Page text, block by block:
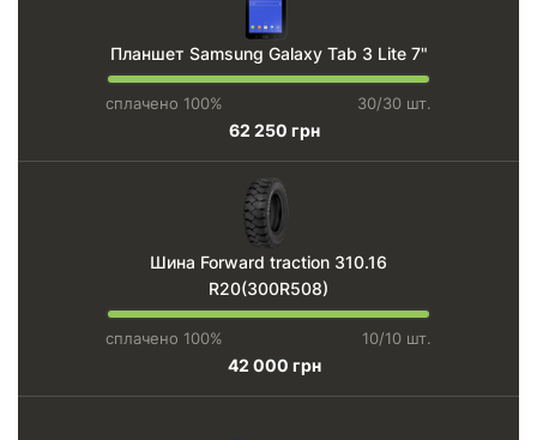
Планшет Samsung Galaxy Tab 3 Lite 7"
сплачено 100% 30/30 шт.
62 250 грн
Шина Forward traction 310.16
R20(300R508)
сплачено 100% 10/10 шт.
42 000 грн